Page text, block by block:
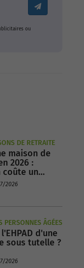
ou
DE RETRAITE
maison de
2026 :
coûte un
mois en
2026
PERSONNES ÂGÉES
d'une
sous tutelle ?
2026